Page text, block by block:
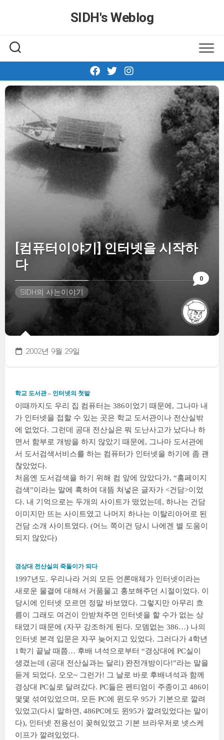
SIDH′s Weblog
0
[컴퓨터이야기] 인터넷을 시작하
다
SIDH의 사는이야기
2002년 9월 29일
학교 도서관 – 인터넷의 첫발
이때까지도 우리 집 컴퓨터는 386이었기 때문에, 그나마 내
가 인터넷을 접할 수 있는 곳은 학교 도서관이나 전산실밖
에 없었다. 그런데 공대 전산실은 뭐 도난사고가 났다나 하
면서 함부로 개방을 하지 않았기 때문에, 그나마 도서관에
서 도서검색서비스를 하는 컴퓨터가 인터넷을 하기에 좀 괜
찮았었다.
처음엔 도서검색을 하기 위해 컴 앞에 앉았다가, “홈페이지
검색”이라는 말에 혹하여 대뜸 쳐넣은 글자가 <건담>이었
다. 내 기억으로는 두개의 사이트가 떴었는데, 하나는 건담
이미지만 뜨는 사이트였고 나머지 하나는 이탈리아어로 된
건담 소개 사이트였다. (어느 쪽이건 당시 나에겐 별 도움이
되지 않았다)
경상대 전산실의 죽돌이가 되다
1997년도. 우리나라 거의 모든 언론매체가 인터넷이라는
새로운 물결에 대해서 거품물고 홍보해주던 시절이었다. 이
당시에 인터넷 모르면 정말 바보였다. 그렇지만 아무리 흐
름이 그래도 여건이 안받쳐주면 인터넷을 할 수가 없는 상
태였기 때문에 (자꾸 강조하게 된다. 모뎀없는 386…) 나의
인터넷 본격 입문은 자꾸 늦어지고 있었다. 그러다가 4학년
1학기 끝날 때쯤… 후배 녀석으로부터 “경상대에 PC실이
생겼는데 (공대 전산실과는 달리) 완전개방이다!”라는 말을
듣게 되었다. 오오~ 그런가! 그 날로 바로 후배녀석과 함께
경상대 PC실로 달려갔다. PC들은 펜티엄이 주종이고 486이
몇몇 섞여있었으며, 모든 PC에 윈도우 95가 기본으로 깔려
있었고(다시 말하면, 486PC에도 윈95가 깔려있었다는 말이
다), 인터넷 전용선이 꽂혀있었고 기본 브라우저로 넷스케
이프가 깔려있었다.